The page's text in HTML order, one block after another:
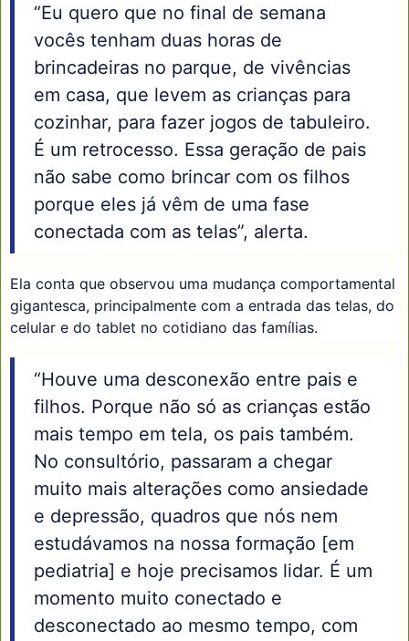
“Eu quero que no final de semana
vocês tenham duas horas de
brincadeiras no parque, de vivências
em casa, que levem as crianças para
cozinhar, para fazer jogos de tabuleiro.
É um retrocesso. Essa geração de pais
não sabe como brincar com os filhos
porque eles já vêm de uma fase
conectada com as telas”, alerta.
Ela conta que observou uma mudança comportamental
gigantesca, principalmente com a entrada das telas, do
celular e do tablet no cotidiano das famílias.
“Houve uma desconexão entre pais e
filhos. Porque não só as crianças estão
mais tempo em tela, os pais também.
No consultório, passaram a chegar
muito mais alterações como ansiedade
e depressão, quadros que nós nem
estudávamos na nossa formação [em
pediatria] e hoje precisamos lidar. É um
momento muito conectado e
desconectado ao mesmo tempo, com